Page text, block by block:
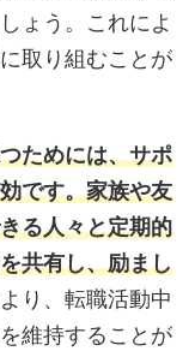
ょう。これによ
取り組むことが
ためには、サポ
です。家族や友
る人々と定期的
共有し、励まし
り、転職活動中
維持することが